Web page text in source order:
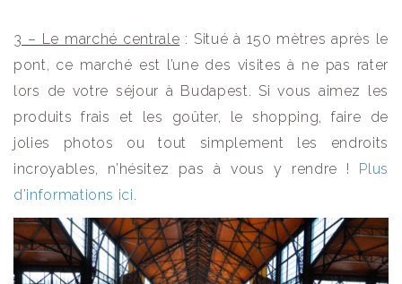
3 – Le marché centrale : Situé à 150 mètres après le
pont, ce marché est l’une des visites à ne pas rater
lors de votre séjour à Budapest. Si vous aimez les
produits frais et les goûter, le shopping, faire de
jolies photos ou tout simplement les endroits
incroyables, n’hésitez pas à vous y rendre ! Plus
d’informations ici.